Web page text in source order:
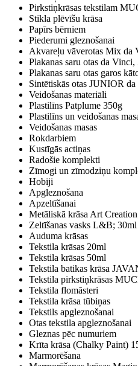
Pirkstiņkrāsas tekstilam
Stikla plēvīšu krāsa
Papīrs bērniem
Piederumi gleznošanai
Akvareļu vāverotas Mix da
Plakanas saru otas da Vinci,
Plakanas saru otas garos
Sintētiskās otas JUNIOR
Veidošanas materiāli
Plastilīns Patplume 350g
Plastilīns un veidošanas
Veidošanas masas
Rokdarbiem
Kustīgās actiņas
Radošie komplekti
Zīmogi un zīmodziņu
Hobiji
Apgleznošana
Apzeltīšanai
Metāliskā krāsa Art
Zeltīšanas vasks L&B; 30ml
Auduma krāsas
Tekstila krāsas 20ml
Tekstila krāsas 50ml
Tekstila batikas krāsa
Tekstila pirkstiņkrāsas
Tekstila flomāsteri
Tekstila krāsa tūbiņas
Tekstils apgleznošanai
Otas tekstila apgleznošanai
Gleznas pēc numuriem
Krīta krāsa (Chalky Paint)
Marmorēšana